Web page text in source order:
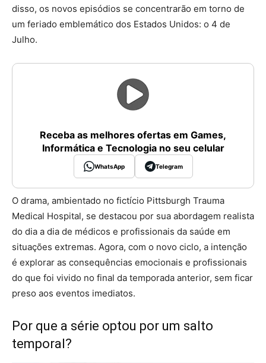
disso, os novos episódios se concentrarão em torno de
um feriado emblemático dos Estados Unidos: o 4 de
Julho.
Receba as melhores ofertas em Games,
Informática e Tecnologia no seu celular
WhatsApp Telegram
O drama, ambientado no fictício Pittsburgh Trauma
Medical Hospital, se destacou por sua abordagem realista
do dia a dia de médicos e profissionais da saúde em
situações extremas. Agora, com o novo ciclo, a intenção
é explorar as consequências emocionais e profissionais
do que foi vivido no final da temporada anterior, sem ficar
preso aos eventos imediatos.
Por que a série optou por um salto
temporal?